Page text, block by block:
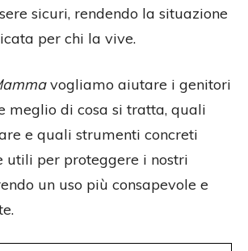
sicuri, rendendo la situazione
per chi la vive.
vogliamo aiutare i genitori
meglio di cosa si tratta, quali
e quali strumenti concreti
utili per proteggere i nostri
un uso più consapevole e